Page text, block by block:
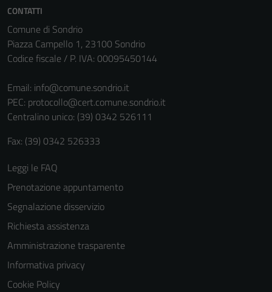
CONTATTI
Comune di Sondrio
Piazza Campello 1, 23100 Sondrio
Codice fiscale / P. IVA: 00095450144
Email: info@comune.sondrio.it
PEC: protocollo@cert.comune.sondrio.it
Centralino unico: (39) 0342 526111
Fax: (39) 0342 526333
Leggi le FAQ
Prenotazione appuntamento
Segnalazione disservizio
Richiesta assistenza
Amministrazione trasparente
Informativa privacy
Cookie Policy
personali.